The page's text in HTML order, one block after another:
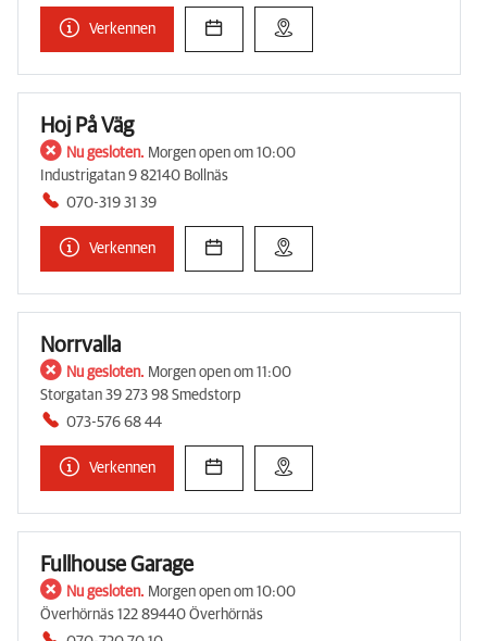
Verkennen
Hoj På Väg
Nu gesloten. Morgen open om 10:00
Industrigatan 9 82140 Bollnäs
070-319 31 39
Verkennen
Norrvalla
Nu gesloten. Morgen open om 11:00
Storgatan 39 273 98 Smedstorp
073-576 68 44
Verkennen
Fullhouse Garage
Nu gesloten. Morgen open om 10:00
Överhörnäs 122 89440 Överhörnäs